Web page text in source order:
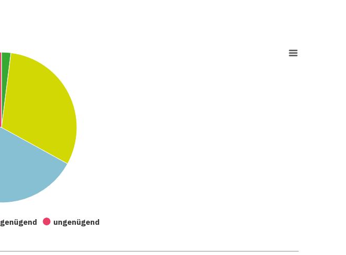
genügend ungenügend